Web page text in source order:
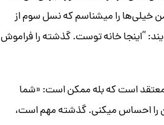
خیلی‌ها را میشناسم که نسل سوم از
”اینجا خانه توست. گذشته را فراموش
معتقد است که بله ممکن است: «شما
را احساس میکنی. گذشته مهم است،